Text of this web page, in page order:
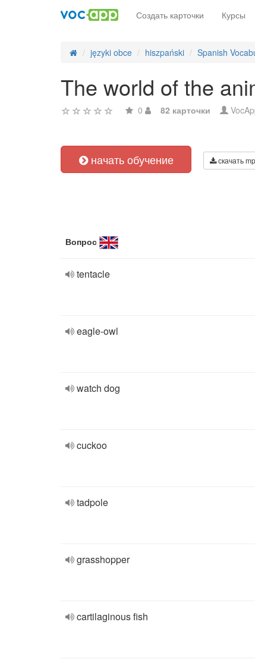
Создать карточки Курсы
języki obce hiszpański Spanish
The world of the
0 82 карточки
начать обучение скачать
Вопрос
tentacle
eagle-owl
watch dog
cuckoo
tadpole
grasshopper
cartilaginous fish